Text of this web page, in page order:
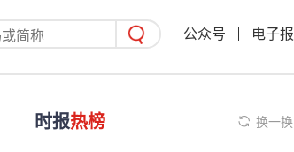
公众号 电子报
时报热榜 换一换